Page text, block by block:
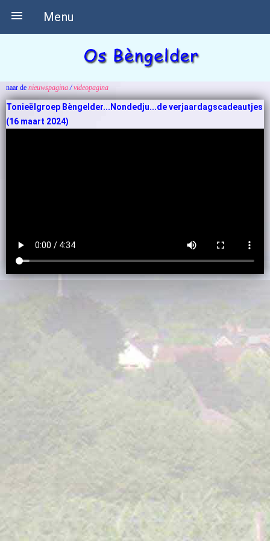
Menu

naar de nieuwspagina/videopagina
Tonieëlgroep Bèngelder...Nondedju...de verjaardagscadeautjes
(16 maart 2024)